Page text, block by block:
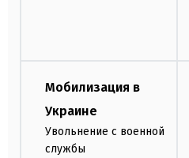
Мобилизация в
Украине
Увольнение с военной
службы